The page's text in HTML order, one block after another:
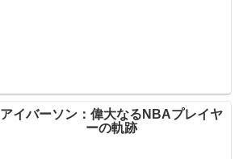
アイバーソン：偉大なるNBAプレイヤ
ーの軌跡